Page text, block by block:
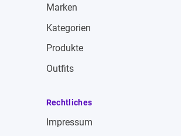
Marken
Kategorien
Produkte
Outfits
Rechtliches
Impressum